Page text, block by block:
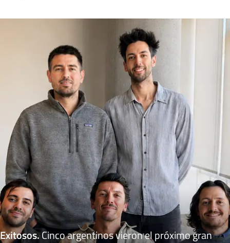
Exitosos.Cinco argentinos vieron el próximo gran